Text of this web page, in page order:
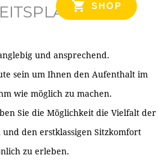
SHOP
und ansprechend.
sein um Ihnen den Aufenthalt im
wie möglich zu machen.
Sie die Möglichkeit die Vielfalt der
den erstklassigen Sitzkomfort
zu erleben.